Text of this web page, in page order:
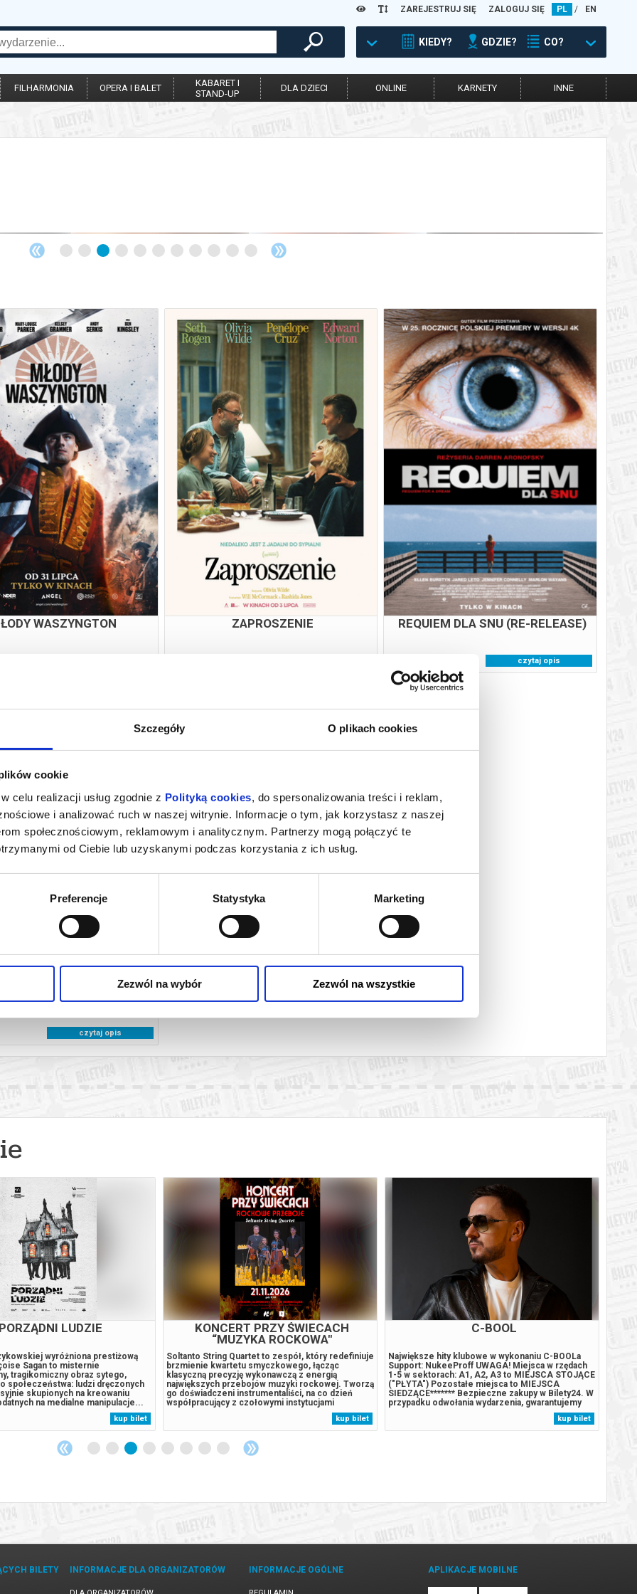
Szczegóły O plikach cookies
cookie
celu realizacji usług zgodnie z Polityką cookies, do spersonalizowania treści i reklam,
i analizować ruch w naszej witrynie. Informacje o tym, jak korzystasz z naszej
społecznościowym, reklamowym i analitycznym. Partnerzy mogą połączyć te
od Ciebie lub uzyskanymi podczas korzystania z ich usług.
Preferencje Statystyka Marketing
Zezwól na wybór Zezwól na wszystkie
ZAREJESTRUJ SIĘ ZALOGUJ SIĘ PL / EN
KIEDY? GDZIE? CO?
FILHARMONIA OPERA I BALET
KABARET I
STAND-UP
DLA DZIECI ONLINE KARNETY INNE
WASZYNGTON
WASZYNGTON
18:15
ZAPROSZENIE
ZAPROSZENIE
06.08.2026
18:15
REQUIEM DLA SNU (RE-RELEASE)
REQUIEM DLA SNU (RE-RELEASE)
06.08.2026
20:15
czytaj opis
OSTATNI KONSJERŻ
KONSJERŻ
czytaj opis
PORZĄDNI LUDZIE
wyróżniona prestiżową
Sagan to misternie
tragikomiczny obraz sytego,
społeczeństwa: ludzi dręczonych
skupionych na kreowaniu
na medialne manipulacje...
Zamożna rodzina: matka i troje
już, dzieci. Niezachwiany rytm
wyznaczany przez kolejne
kup bilet
KONCERT PRZY ŚWIECACH
“MUZYKA ROCKOWA"
Soltanto String Quartet to zespół, który redefiniuje
brzmienie kwartetu smyczkowego, łącząc
klasyczną precyzję wykonawczą z energią
największych przebojów muzyki rockowej. Tworzą
go doświadczeni instrumentaliści, na co dzień
współpracujący z czołowymi instytucjami
muzycznymi w Polsce, takimi jak Narodowe Forum
Muzyki, Filharmonia Sudecka oraz Filharmonia
Poznańska. Największe przeboje światowego
rocka...
kup bilet
C-BOOL
Największe hity klubowe w wykonaniu C-BOOLa
Support: NukeeProff UWAGA! Miejsca w rzędach
1-5 w sektorach: A1, A2, A3 to MIEJSCA STOJĄCE
("PŁYTA") Pozostałe miejsca to MIEJSCA
SIEDZĄCE******* Bezpieczne zakupy w Bilety24. W
przypadku odwołania wydarzenia, gwarantujemy
automatyczny zwrot środków potwierdzony
komunikatem wysyłanym na adres e-mail, podany
podczas zakupu.
kup bilet
BILETY INFORMACJE DLA ORGANIZATORÓW INFORMACJE OGÓLNE APLIKACJE MOBILNE